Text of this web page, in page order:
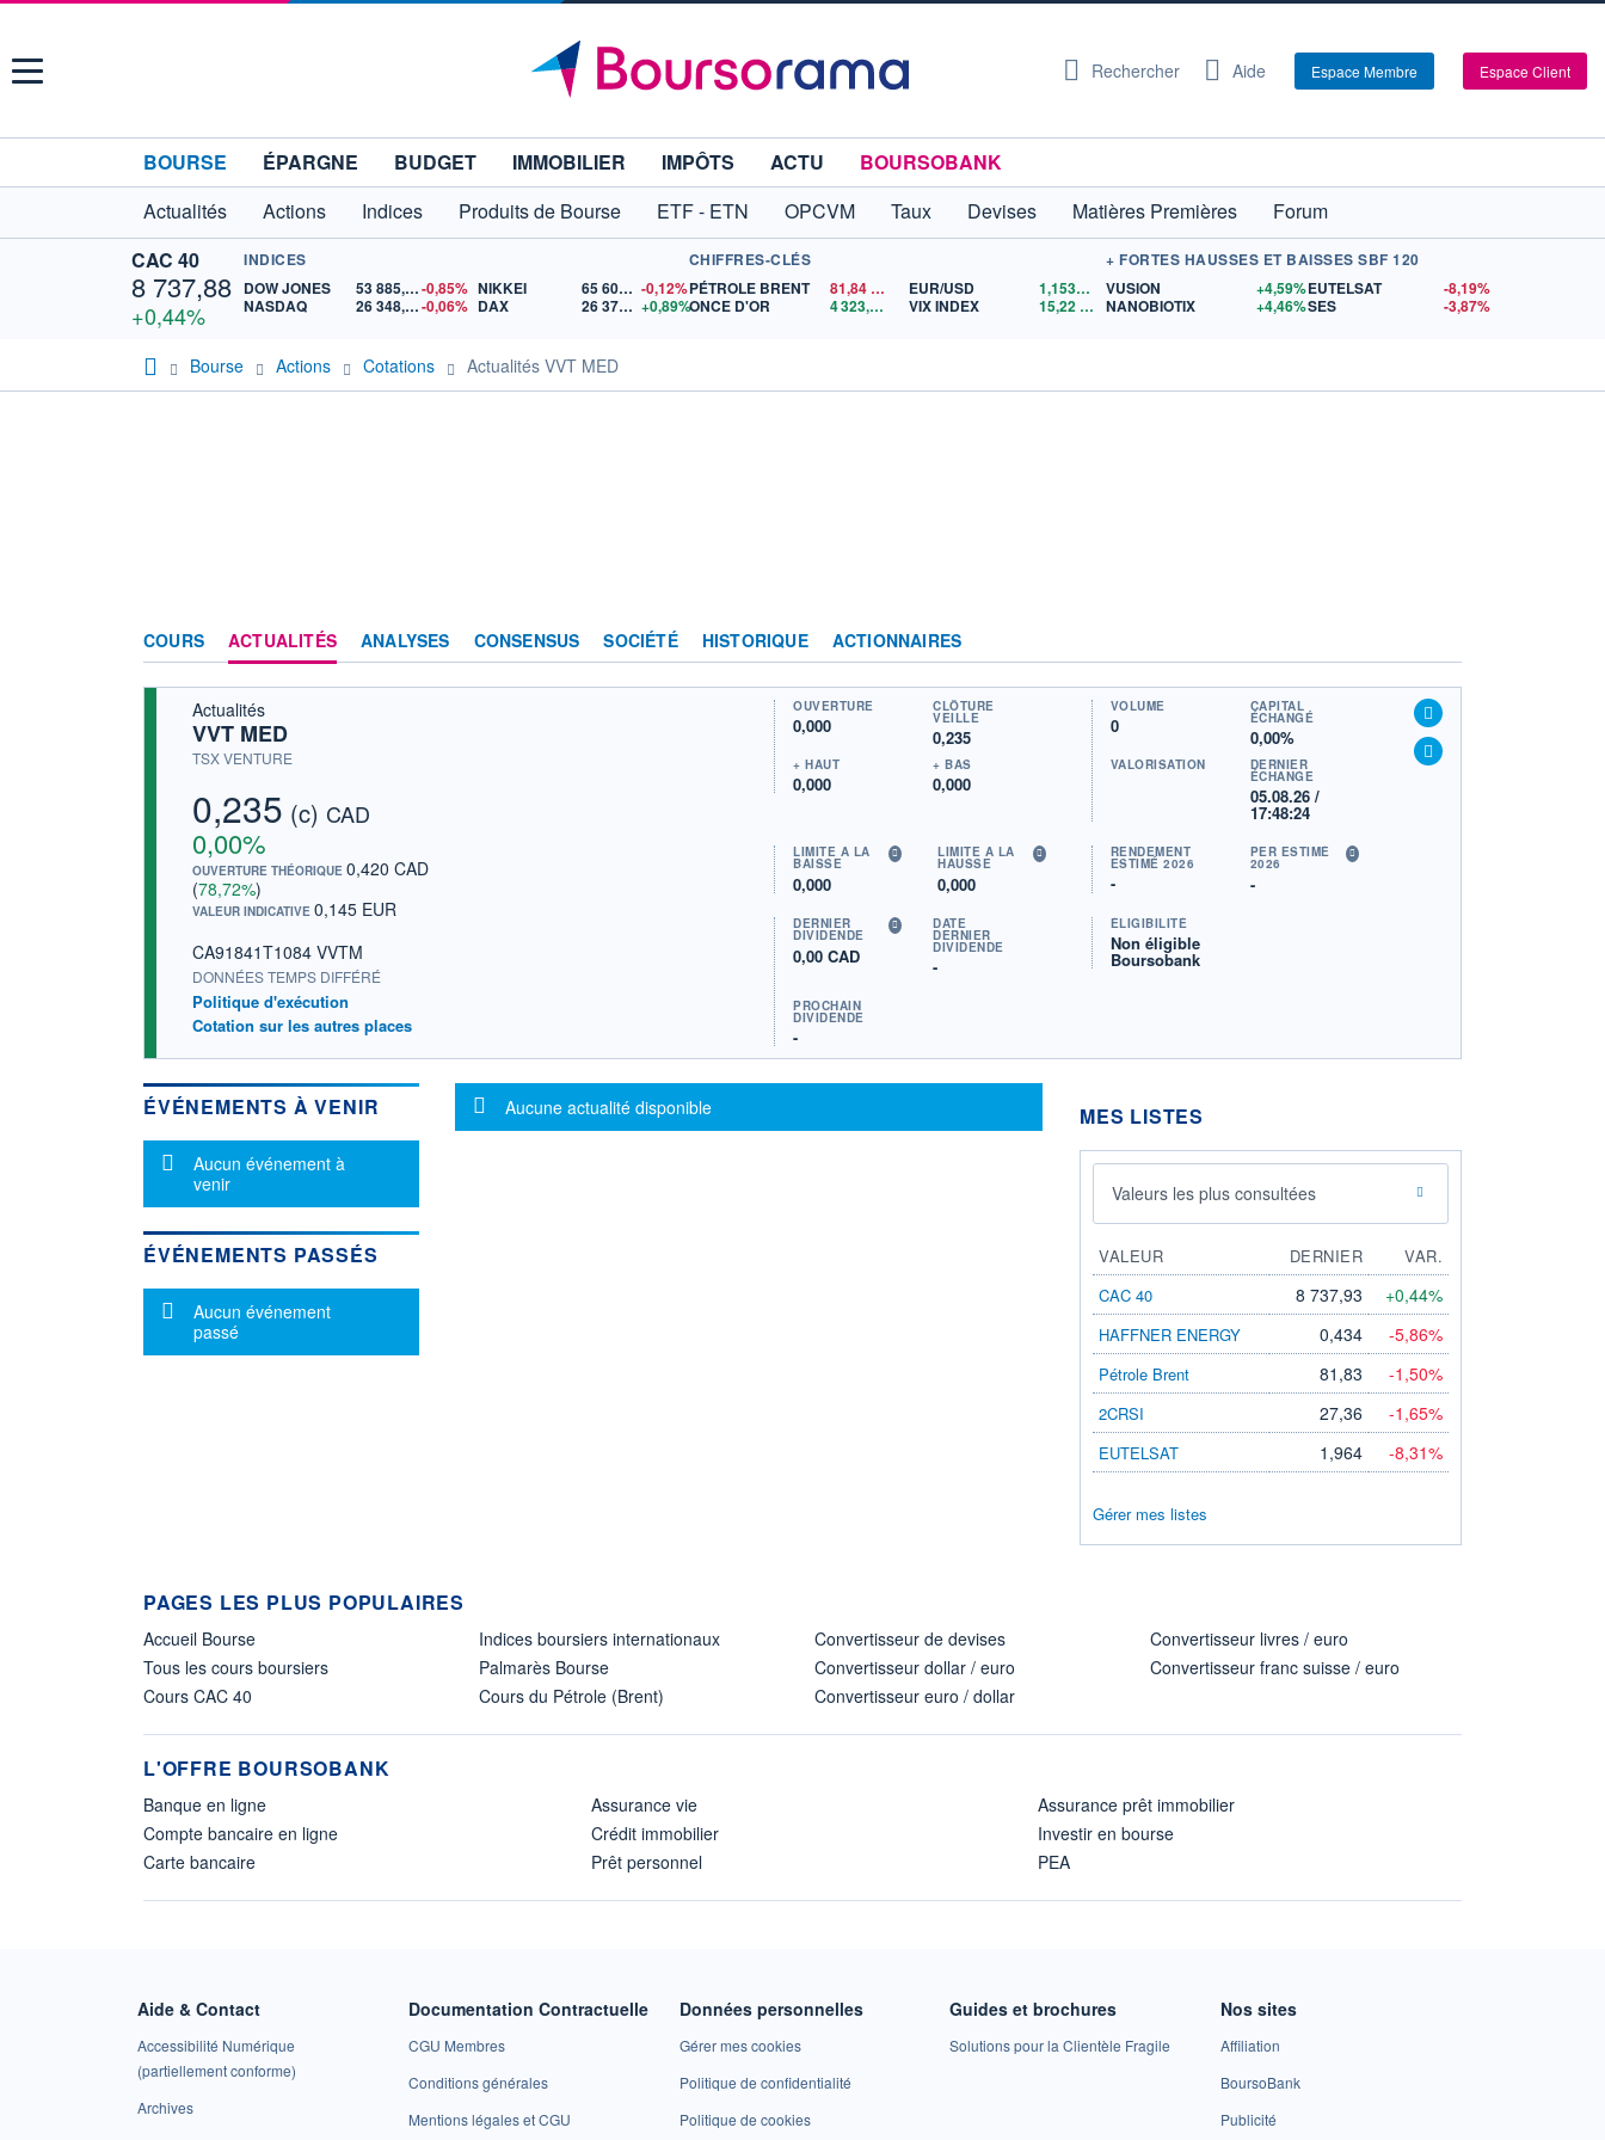
Menu Rechercher Aide Espace Membre Espace Client
BOURSE ÉPARGNE BUDGET IMMOBILIER IMPÔTS ACTU
BOURSOBANK
Actualités
Actions Indices Produits de Bourse ETF - ETN OPCVM Taux Devises Matières Premières
Forum
CAC 40
8 737,88
+0,44%
INDICES
DOW JONES
53 885,10-0,85%
NASDAQ
26 348,35-0,06%
NIKKEI 65 606,71 -0,12%
DAX
26 373,93 +0,89%
CHIFFRES-CLÉS
PÉTROLE BRENT
81,84
ONCE D'OR
4 323,21 $US
EUR/USD 1,1530$US
VIX INDEX
15,22$US
+ FORTES HAUSSES ET BAISSES SBF 120
VUSION
+4,59%
NANOBIOTIX
+4,46%
EUTELSAT
-8,19%
SES
-3,87%
Bourse Actions Cotations Actualités VVT MED
COURS ACTUALITÉS ANALYSES CONSENSUS SOCIÉTÉ HISTORIQUE ACTIONNAIRES
Actualités
VVT MED
TSX VENTURE
0,235 (c) CAD
0,00%
OUVERTURE THÉORIQUE 0,420 CAD
(78,72%)
VALEUR INDICATIVE 0,145 EUR
CA91841T1084 VVTM
DONNÉES TEMPS DIFFÉRÉ
Politique d'exécution
Cotation sur les autres places
OUVERTURE
0,000
CLÔTURE
VEILLE
0,235
+ HAUT
0,000
+ BAS
0,000
VOLUME
0
CAPITAL
ÉCHANGÉ
0,00%
VALORISATION DERNIER
ÉCHANGE
05.08.26 /
17:48:24
LIMITE À LA
BAISSE
0,000
LIMITE À LA
HAUSSE
0,000
RENDEMENT
ESTIMÉ 2026
-
PER ESTIMÉ
2026
-
DERNIER
DIVIDENDE
0,00 CAD
DATE
DERNIER
DIVIDENDE
-
PROCHAIN
DIVIDENDE
-
ÉLIGIBILITÉ
Non éligible
Boursobank
ÉVÉNEMENTS À VENIR
Message d'information
Aucun événement à
venir
ÉVÉNEMENTS PASSÉS
Message d'information
Aucun événement
passé
Message d'information
Aucune actualité disponible MES LISTES
Valeurs les plus consultées
VALEUR DERNIER
VAR.
CAC 40
8 737,93 +0,44%
HAFFNER ENERGY 0,434 -5,86%
Pétrole Brent 81,83 -1,50%
2CRSI 27,36 -1,65%
EUTELSAT 1,964 -8,31%
Gérer mes listes
PAGES LES PLUS POPULAIRES
Accueil Bourse
Tous les cours boursiers
Cours CAC 40
Indices boursiers internationaux
Palmarès Bourse
Cours du Pétrole (Brent)
Convertisseur de devises
Convertisseur dollar / euro
Convertisseur euro / dollar
Convertisseur livres / euro
Convertisseur franc suisse / euro
L'OFFRE BOURSOBANK
Banque en ligne
Compte bancaire en ligne
Carte bancaire
Assurance vie
Crédit immobilier
Prêt personnel
Assurance prêt immobilier
Investir en bourse
PEA
Aide & Contact
Accessibilité Numérique
(partiellement conforme)
Archives
Documentation Contractuelle
CGU Membres
Conditions générales
Mentions légales et CGU
Données personnelles
Gérer mes cookies
Politique de confidentialité
Politique de cookies
Guides et brochures
Solutions pour la Clientèle Fragile
Nos sites
Affiliation
BoursoBank
Publicité